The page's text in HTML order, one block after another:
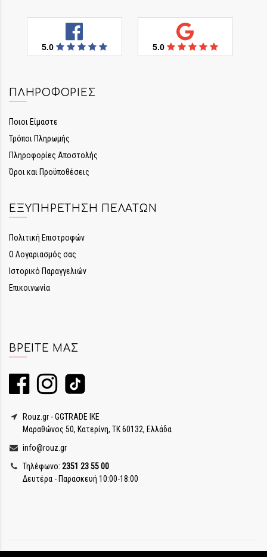
5.0 5.0
ΠΛΗΡΟΦΟΡΊΕΣ
Ποιοι Είμαστε
Τρόποι Πληρωμής
Πληροφορίες Αποστολής
Όροι και Προϋποθέσεις
ΕΞΥΠΗΡΈΤΗΣΗ ΠΕΛΑΤΏΝ
Πολιτική Επιστροφών
Ο Λογαριασμός σας
Ιστορικό Παραγγελιών
Επικοινωνία
ΒΡΕΊΤΕ ΜΑΣ
Rouz.gr - GGTRADE IKE
Μαραθώνος 50, Κατερίνη, ΤΚ 60132, Ελλάδα
info@rouz.gr
Τηλέφωνο: 2351 23 55 00
Δευτέρα - Παρασκευή 10:00-18:00